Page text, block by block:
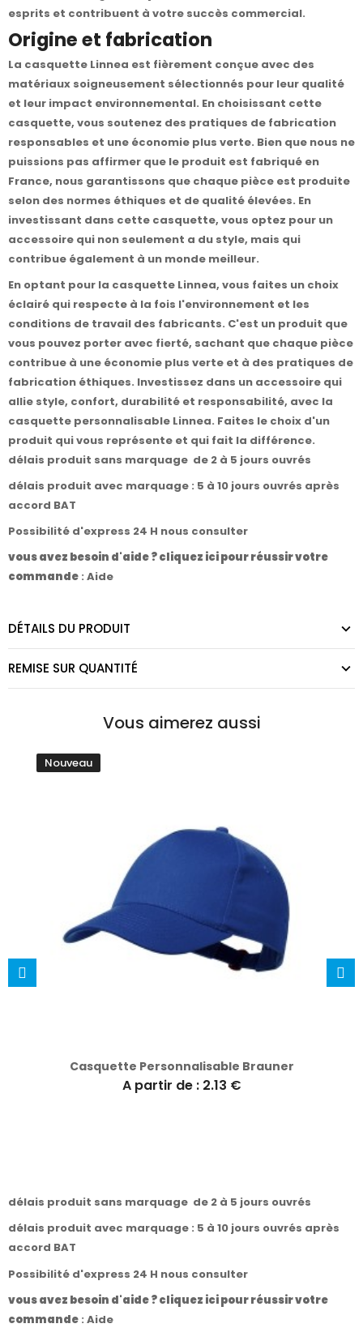
esprits et contribuent à votre succès commercial.
Origine et fabrication
La casquette Linnea est fièrement conçue avec des
matériaux soigneusement sélectionnés pour leur qualité
et leur impact environnemental. En choisissant cette
casquette, vous soutenez des pratiques de fabrication
responsables et une économie plus verte. Bien que nous ne
puissions pas affirmer que le produit est fabriqué en
France, nous garantissons que chaque pièce est produite
selon des normes éthiques et de qualité élevées. En
investissant dans cette casquette, vous optez pour un
accessoire qui non seulement a du style, mais qui
contribue également à un monde meilleur.
En optant pour la casquette Linnea, vous faites un choix
éclairé qui respecte à la fois l'environnement et les
conditions de travail des fabricants. C'est un produit que
vous pouvez porter avec fierté, sachant que chaque pièce
contribue à une économie plus verte et à des pratiques de
fabrication éthiques. Investissez dans un accessoire qui
allie style, confort, durabilité et responsabilité, avec la
casquette personnalisable Linnea. Faites le choix d'un
produit qui vous représente et qui fait la différence.
délais produit sans marquage de 2 à 5 jours ouvrés
délais produit avec marquage : 5 à 10 jours ouvrés après
accord BAT
Possibilité d'express 24 H nous consulter
vous avez besoin d'aide ? cliquez ici pour réussir votre
commande : Aide
DÉTAILS DU PRODUIT
REMISE SUR QUANTITÉ
Vous aimerez aussi
Nouveau
Casquette Personnalisable Brauner
A partir de : 2.13 €
délais produit sans marquage de 2 à 5 jours ouvrés
délais produit avec marquage : 5 à 10 jours ouvrés après
accord BAT
Possibilité d'express 24 H nous consulter
vous avez besoin d'aide ? cliquez ici pour réussir votre
commande : Aide